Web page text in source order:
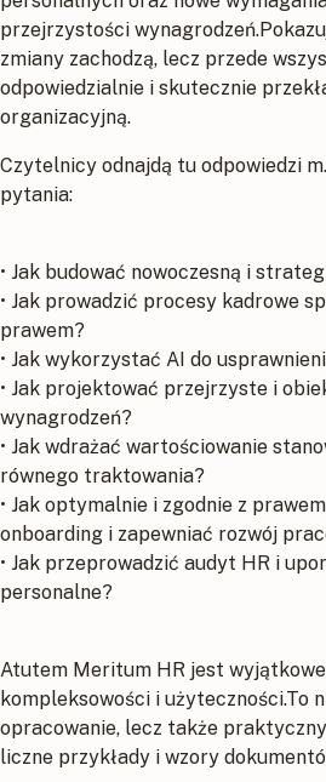
przejrzystości
zmiany zachodzą, lecz przede
odpowiedzialnie i skutecznie
organizacyjną.
Czytelnicy odnajdą tu odpowiedzi
pytania:
• Jak budować nowoczesną i
• Jak prowadzić procesy kadrowe
prawem?
• Jak wykorzystać AI do
• Jak projektować przejrzyste i
wynagrodzeń?
• Jak wdrażać wartościowanie
równego traktowania?
• Jak optymalnie i zgodnie z
onboarding i zapewniać rozwój
• Jak przeprowadzić audyt HR i
personalne?
Atutem Meritum HR jest wyjątkowe
kompleksowości i użyteczności.To
opracowanie, lecz także
liczne przykłady i wzory